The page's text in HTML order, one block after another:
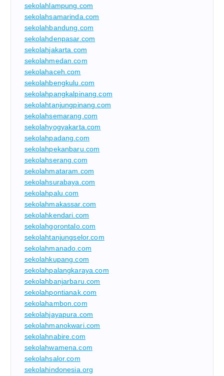
sekolahlampung.com
sekolahsamarinda.com
sekolahbandung.com
sekolahdenpasar.com
sekolahjakarta.com
sekolahmedan.com
sekolahaceh.com
sekolahbengkulu.com
sekolahpangkalpinang.com
sekolahtanjungpinang.com
sekolahsemarang.com
sekolahyogyakarta.com
sekolahpadang.com
sekolahpekanbaru.com
sekolahserang.com
sekolahmataram.com
sekolahsurabaya.com
sekolahpalu.com
sekolahmakassar.com
sekolahkendari.com
sekolahgorontalo.com
sekolahtanjungselor.com
sekolahmanado.com
sekolahkupang.com
sekolahpalangkaraya.com
sekolahbanjarbaru.com
sekolahpontianak.com
sekolahambon.com
sekolahjayapura.com
sekolahmanokwari.com
sekolahnabire.com
sekolahwamena.com
sekolahsalor.com
sekolahindonesia.org